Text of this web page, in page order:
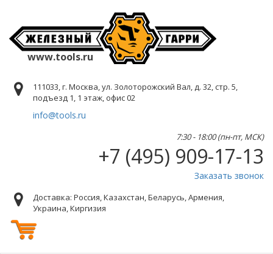
www.tools.ru
111033, г. Москва, ул. Золоторожский Вал, д. 32, стр. 5,
подъезд 1, 1 этаж, офис 02
info@tools.ru
7:30 - 18:00 (пн-пт, МСК)
+7 (495) 909-17-13
Заказать звонок
Доставка: Россия, Казахстан, Беларусь, Армения,
Украина, Киргизия